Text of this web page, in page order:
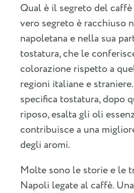
Qual è il segreto del
vero segreto è racchiuso
napoletana e nella sua
tostatura, che le
colorazione rispetto a
regioni italiane e
specifica tostatura, dopo
riposo, esalta gli oli
contribuisce a una
degli aromi.
Molte sono le storie e le
Napoli legate al caffè.